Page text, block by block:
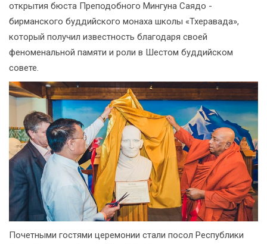
открытия бюста Преподобного Мингуна Саядо -
бирманского буддийского монаха школы «Тхеравада»,
который получил известность благодаря своей
феноменальной памяти и роли в Шестом буддийском
совете.
Почетными гостями церемонии стали посол Республики